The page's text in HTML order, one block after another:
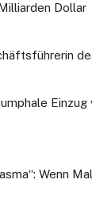
Dollar
Einzug
Wenn